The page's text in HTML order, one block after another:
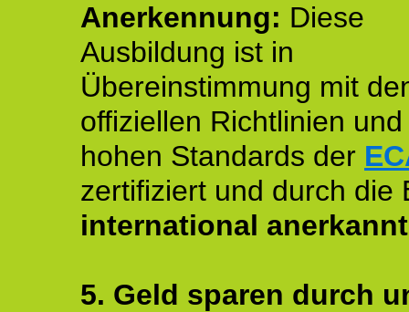
Anerkennung: Diese
Ausbildung ist in
Übereinstimmung mit
offiziellen Richtlinien
hohen Standards der
zertifiziert und durch die
international
5. Geld sparen durch